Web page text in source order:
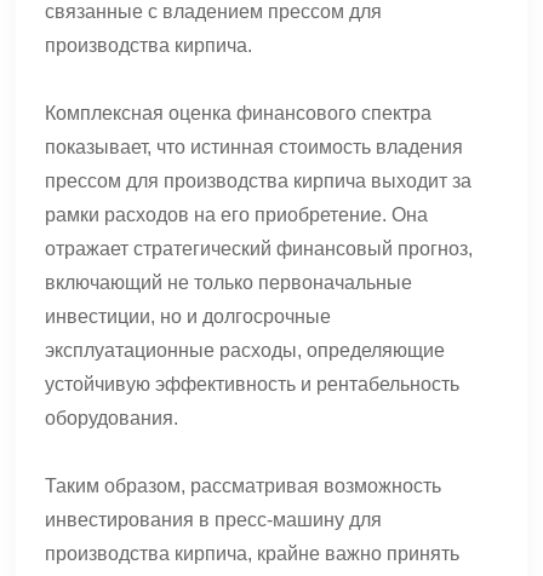
связанные с владением прессом для
производства кирпича.
Комплексная оценка финансового спектра
показывает, что истинная стоимость владения
прессом для производства кирпича выходит за
рамки расходов на его приобретение. Она
отражает стратегический финансовый прогноз,
включающий не только первоначальные
инвестиции, но и долгосрочные
эксплуатационные расходы, определяющие
устойчивую эффективность и рентабельность
оборудования.
Таким образом, рассматривая возможность
инвестирования в пресс-машину для
производства кирпича, крайне важно принять